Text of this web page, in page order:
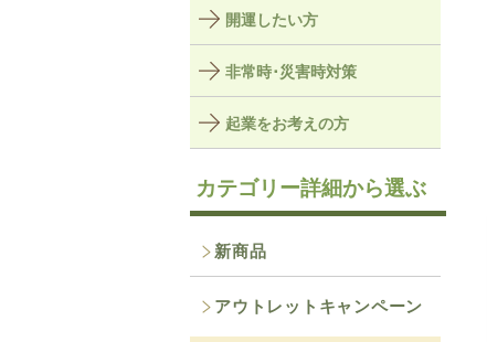
開運したい方
非常時･災害時対策
起業をお考えの方
カテゴリー詳細から選ぶ
新商品
アウトレットキャンペーン